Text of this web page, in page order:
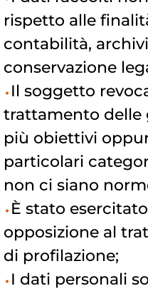
rispetto alle
contabilità,
conservazione
Il soggetto
trattamento delle
più obiettivi
particolari
non ci siano
È stato
opposizione al
di profilazione;
I dati personali